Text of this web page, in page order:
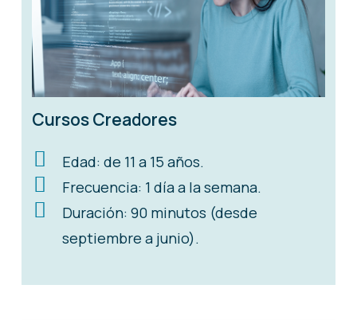
Cursos Creadores
Edad: de 11 a 15 años.
Frecuencia: 1 día a la semana.
Duración: 90 minutos (desde
septiembre a junio).